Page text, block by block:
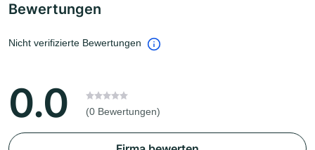
Bewertungen
Nicht verifizierte Bewertungen
0.0 (0 Bewertungen)